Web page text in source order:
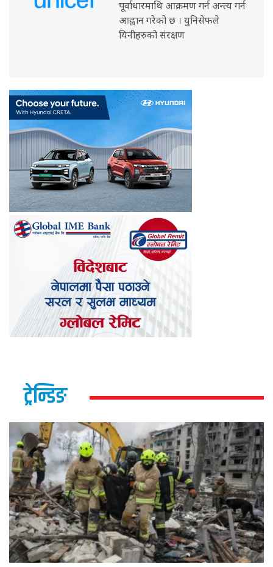
पूर्वाधारमाथि आक्रमण गर्न अन्त्य गर्न
आह्वान गरेको छ । युनिसेफले
यिनीहरुको संरक्षण
ट्रेन्डिङ